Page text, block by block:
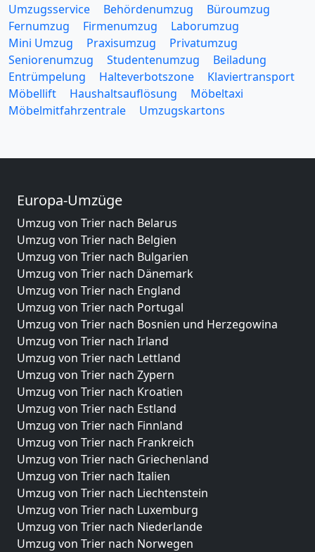
Umzugsservice Behördenumzug
Büroumzug
Fernumzug
Firmenumzug
Laborumzug
Mini Umzug
Praxisumzug
Privatumzug
Seniorenumzug
Studentenumzug
Beiladung
Entrümpelung
Halteverbotszone
Klaviertransport
Möbellift
Haushaltsauflösung
Möbeltaxi
Möbelmitfahrzentrale
Umzugskartons
Europa-Umzüge
Umzug von Trier nach Belarus
Umzug von Trier nach Belgien
Umzug von Trier nach Bulgarien
Umzug von Trier nach Dänemark
Umzug von Trier nach England
Umzug von Trier nach Portugal
Umzug von Trier nach Bosnien und Herzegowina
Umzug von Trier nach Irland
Umzug von Trier nach Lettland
Umzug von Trier nach Zypern
Umzug von Trier nach Kroatien
Umzug von Trier nach Estland
Umzug von Trier nach Finnland
Umzug von Trier nach Frankreich
Umzug von Trier nach Griechenland
Umzug von Trier nach Italien
Umzug von Trier nach Liechtenstein
Umzug von Trier nach Luxemburg
Umzug von Trier nach Niederlande
Umzug von Trier nach Norwegen